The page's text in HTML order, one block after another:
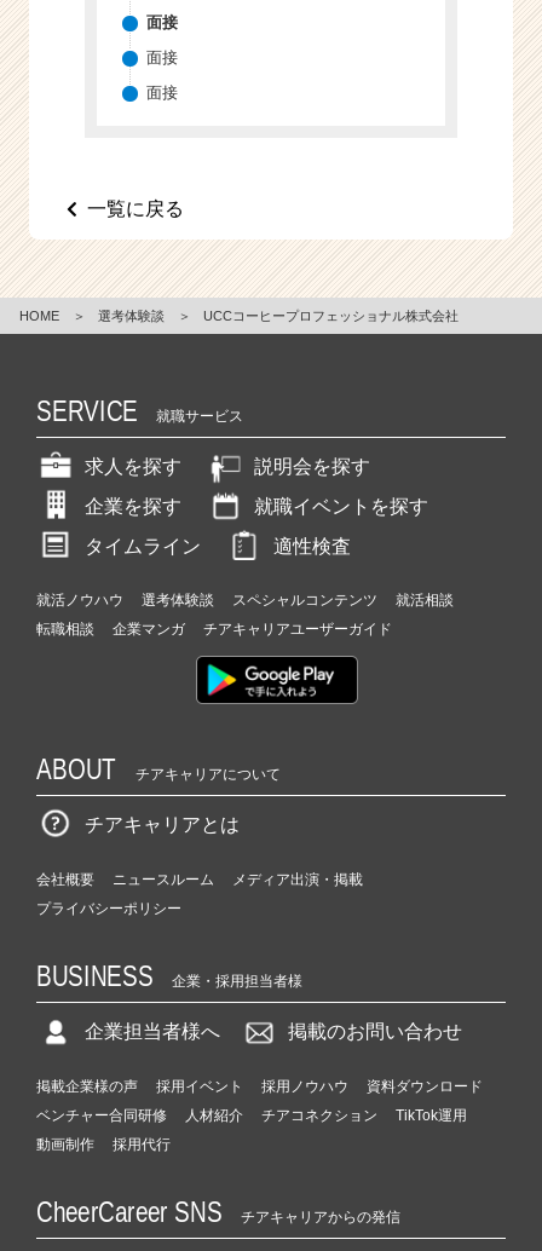
r
r
面接
面接
面接
一覧に戻る
HOME ＞ 選考体験談 ＞ UCCコーヒープロフェッショナル株式会社
SERVICE 就職サービス
求人を探す
説明会を探す
企業を探す
就職イベントを探す
タイムライン
適性検査
就活ノウハウ 選考体験談 スペシャルコンテンツ
就活相談
転職相談
企業マンガ チアキャリアユーザーガイド
ABOUT チアキャリアについて
チアキャリアとは
会社概要 ニュースルーム
メディア出演・掲載
プライバシーポリシー
BUSINESS 企業・採用担当者様
企業担当者様へ 掲載のお問い合わせ
掲載企業様の声 採用イベント 採用ノウハウ
資料ダウンロード
ベンチャー合同研修
人材紹介 チアコネクション
TikTok運用
動画制作
採用代行
CheerCareer SNS チアキャリアからの発信